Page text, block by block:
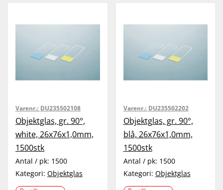
Varenr.: DU235502108
Objektglas, gr. 90°,
white, 26x76x1,0mm,
1500stk
Antal / pk: 1500
Kategori: Objektglas
Varenr.: DU235502202
Objektglas, gr. 90°,
blå, 26x76x1,0mm,
1500stk
Antal / pk: 1500
Kategori: Objektglas